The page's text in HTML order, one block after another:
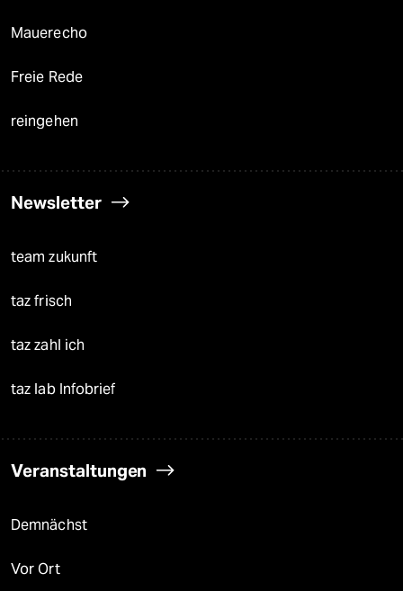
Mauerecho
Freie Rede
reingehen
Newsletter
team zukunft
taz frisch
taz zahl ich
taz lab Infobrief
Veranstaltungen
Demnächst
Vor Ort